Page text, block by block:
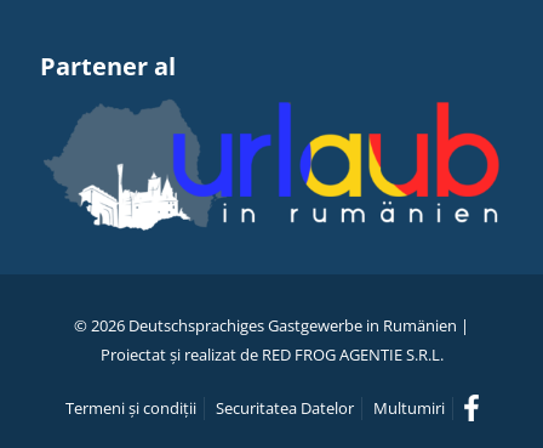
Partener al
©2026 Deutschsprachiges Gastgewerbe in Rumänien |
Proiectat și realizat de RED FROG AGENTIE S.R.L.
Termeni și condiții Securitatea Datelor Multumiri